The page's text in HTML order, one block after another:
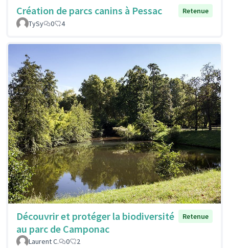
Création de parcs canins à Pessac
Retenue
TySy
0 4
Découvrir et protéger la biodiversité
au parc de Camponac
Retenue
Laurent C. 0 2